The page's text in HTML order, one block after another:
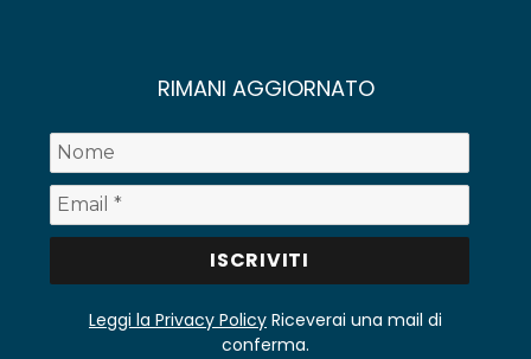
RIMANI AGGIORNATO
Leggi la Privacy Policy Riceverai una mail di
conferma.